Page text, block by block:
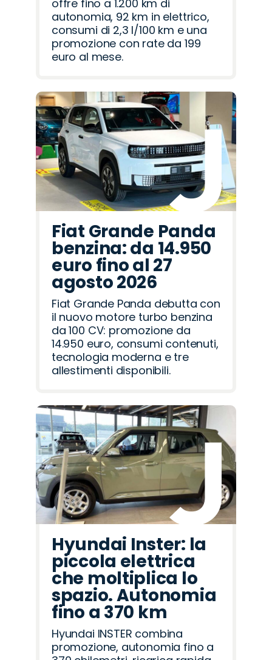
offre fino a 1.200 km di
autonomia, 92 km in elettrico,
consumi di 2,3 l/100 km e una
promozione con rate da 199
euro al mese.
Fiat Grande Panda
benzina: da 14.950
euro fino al 27
agosto 2026
Fiat Grande Panda debutta con
il nuovo motore turbo benzina
da 100 CV: promozione da
14.950 euro, consumi contenuti,
tecnologia moderna e tre
allestimenti disponibili.
Hyundai Inster: la
piccola elettrica
che moltiplica lo
spazio. Autonomia
fino a 370 km
Hyundai INSTER combina
promozione, autonomia fino a